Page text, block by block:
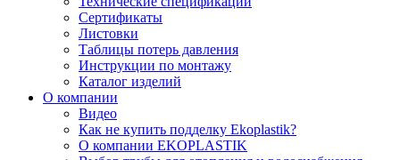
Сертификаты
Листовки
Таблицы потерь давления
Инструкции по монтажу
Каталог изделий
О компании
Видео
Как не купить подделку Ekoplastik?
О компании EKOPLASTIK